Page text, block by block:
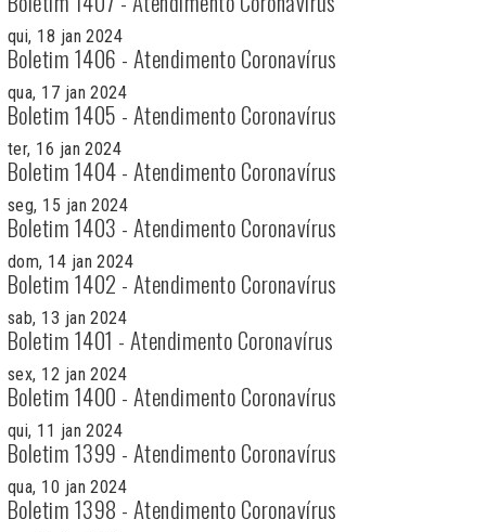
qui, 18 jan 2024
Boletim 1406 - Atendimento Coronavírus
qua, 17 jan 2024
Boletim 1405 - Atendimento Coronavírus
ter, 16 jan 2024
Boletim 1404 - Atendimento Coronavírus
seg, 15 jan 2024
Boletim 1403 - Atendimento Coronavírus
dom, 14 jan 2024
Boletim 1402 - Atendimento Coronavírus
sab, 13 jan 2024
Boletim 1401 - Atendimento Coronavírus
sex, 12 jan 2024
Boletim 1400 - Atendimento Coronavírus
qui, 11 jan 2024
Boletim 1399 - Atendimento Coronavírus
qua, 10 jan 2024
Boletim 1398 - Atendimento Coronavírus